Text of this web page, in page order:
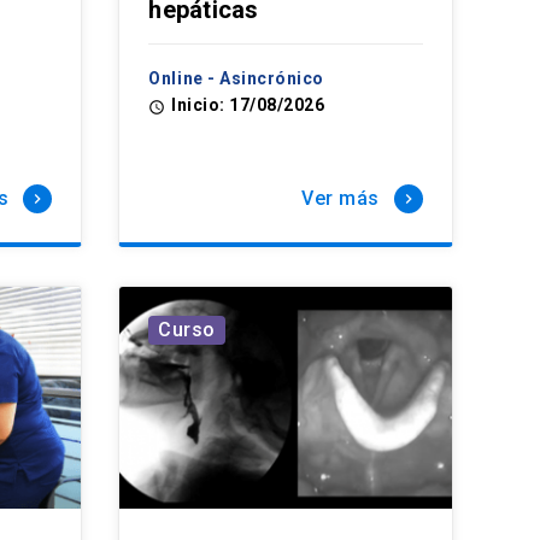
keyboard_arrow_right
hepáticas
Online - Asincrónico
access_time Inicio: 17/08/2026
Ver más keyboard_arrow_right
Curso